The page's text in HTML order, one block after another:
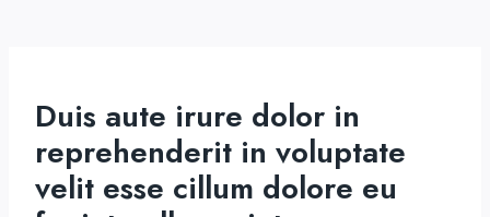
Duis aute irure dolor in
reprehenderit in voluptate
velit esse cillum dolore eu